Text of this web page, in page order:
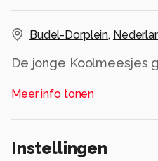
Budel-Dorplein,
De jonge Koolmeesjes
bij onze schuilhut te zien
Meer info tonen
Instellingen